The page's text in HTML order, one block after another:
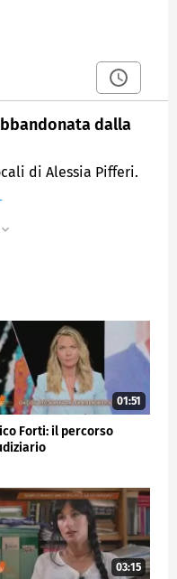
dalla
di Alessia Pifferi.
01:51
Forti: il percorso
03:15